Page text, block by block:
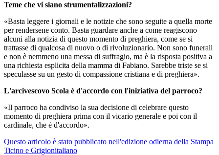
Teme che vi siano strumentalizzazioni?
«Basta leggere i giornali e le notizie che sono seguite a quella morte
per rendersene conto. Basta guardare anche a come reagiscono
alcuni alla notizia di questo momento di preghiera, come se si
trattasse di qualcosa di nuovo o di rivoluzionario. Non sono funerali
e non è nemmeno una messa di suffragio, ma è la risposta positiva a
una richiesta esplicita della mamma di Fabiano. Sarebbe triste se si
speculasse su un gesto di compassione cristiana e di preghiera».
L'arcivescovo Scola è d'accordo con l'iniziativa del parroco?
«Il parroco ha condiviso la sua decisione di celebrare questo
momento di preghiera prima con il vicario generale e poi con il
cardinale, che è d'accordo».
Questo articolo è stato pubblicato nell'edizione odierna della Stampa
Ticino e Grigionitaliano